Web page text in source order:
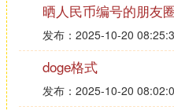
晒人民币编号的朋友
发布：2025-10-20
doge格式
发布：2025-10-20